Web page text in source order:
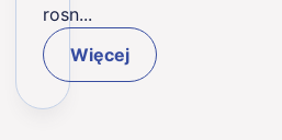
rosn...
Więcej